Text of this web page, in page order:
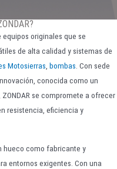
equipos originales que se
de alta calidad y sistemas de
Motosierras, bombas. Con sede
conocida como un
se compromete a ofrecer
resistencia, eficiencia y
hueco como fabricante y
entornos exigentes. Con una